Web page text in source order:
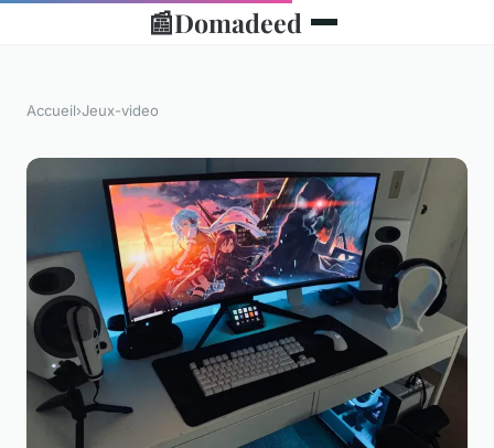
📰Domadeed
Accueil›Jeux-video